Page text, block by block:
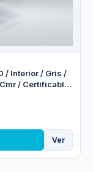
/ Interior / Gris /
/ Certificable
Ver